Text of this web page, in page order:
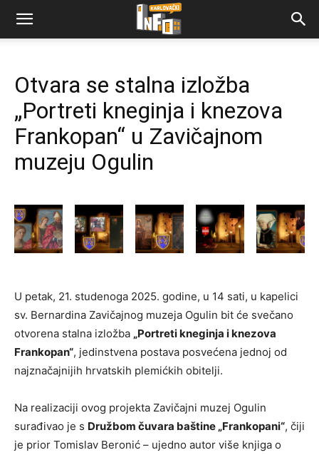
Otvara se stalna izložba
„Portreti kneginja i knezova
Frankopan“ u Zavičajnom
muzeju Ogulin
U petak, 21. studenoga 2025. godine, u 14 sati, u kapelici
sv. Bernardina Zavičajnog muzeja Ogulin bit će svečano
otvorena stalna izložba „Portreti kneginja i knezova
Frankopan“, jedinstvena postava posvećena jednoj od
najznačajnijih hrvatskih plemićkih obitelji.
Na realizaciji ovog projekta Zavičajni muzej Ogulin
surađivao je s Družbom čuvara baštine „Frankopani“, čiji
je prior Tomislav Beronić – ujedno autor više knjiga o